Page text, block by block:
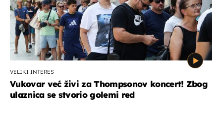
VELIKI INTERES
Vukovar već živi za Thompsonov koncert! Zbog
ulaznica se stvorio golemi red